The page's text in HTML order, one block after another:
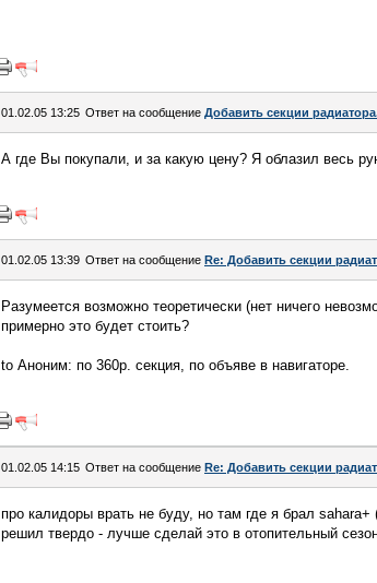
01.02.05 13:25 Ответ на сообщение Добавить секции
А где Вы покупали, и за какую цену? Я облазил весь
01.02.05 13:39 Ответ на сообщение Re: Добавить секции
Разумеется возможно теоретически (нет ничего
примерно это будет стоить?
to Аноним: по 360р. секция, по объяве в навигаторе.
01.02.05 14:15 Ответ на сообщение Re: Добавить секции
про калидоры врать не буду, но там где я брал
решил твердо - лучше сделай это в отопительный